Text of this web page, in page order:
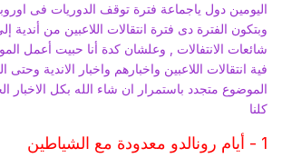
اليومين دول ياجماعة فترة توقف الدوريات فى
وبتكون الفترة دى فترة انتقالات اللاعبين من أندية
شائعات الانتفالات , وعلشان كدة أنا حبيت أعمل
فية انتقالات اللاعبين واخبارهم واخبار الاندية
الموضوع متجدد باستمرار ان شاء الله بكل الاخبار
كلنا
1 - أيام رونالدو معدودة مع الشياطين